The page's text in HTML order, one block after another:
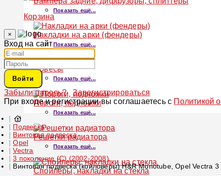
Показать ещё...
Накладки на арки (фендеры)
Показать ещё...
Обвесы
Показать ещё...
Пороги, подножки
Показать ещё...
Решетки радиатора
Показать ещё...
Спойлеры, накладки на стекла
Корзина
×
Вход на сайт
Войти
Забыли пароль?
Зарегистрироваться
При входе и регистрации вы соглашаетесь с Политикой
Подвеска
Винтовая подвеска
Opel
Vectra
3 поколение (C) (2002-2008)
Винтовая подвеска (койловеры) H&R Monotube, Opel Vectra